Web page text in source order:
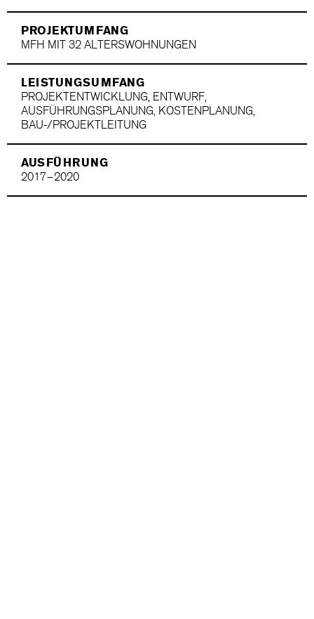
PROJEKTUMFANG
MFH MIT 32 ALTERSWOHNUNGEN
LEISTUNGSUMFANG
PROJEKTENTWICKLUNG, ENTWURF,
AUSFÜHRUNGSPLANUNG, KOSTENPLANUNG,
BAU-/PROJEKTLEITUNG
AUSFÜHRUNG
2017 – 2020